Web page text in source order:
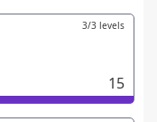
3/3 levels
15